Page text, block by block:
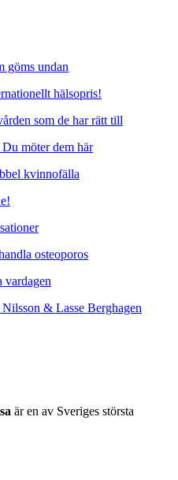
göms undan
hälsopris!
som de har rätt till
möter dem här
kvinnofälla
osteoporos
vardagen
& Lasse Berghagen
är en av Sveriges största